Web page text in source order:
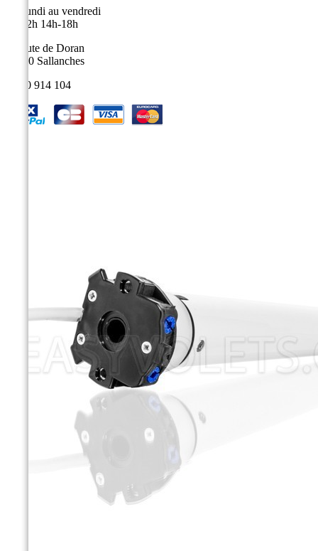
Du lundi au vendredi
9h-12h 14h-18h
9, route de Doran
74700 Sallanches
04 50 914 104